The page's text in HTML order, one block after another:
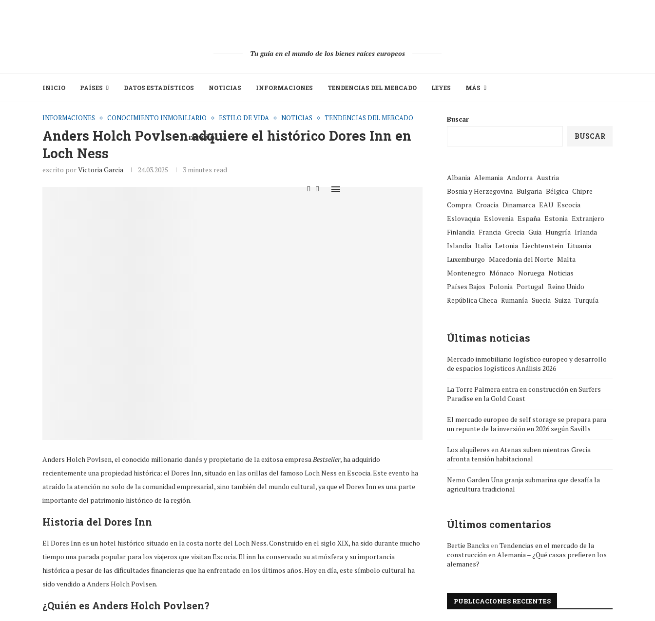
Tu guía en el mundo de los bienes raíces europeos
INICIO PAÍSES DATOS ESTADÍSTICOS NOTICIAS INFORMACIONES TENDENCIAS DEL MERCADO LEYES MÁS
ESPAÑOL
INFORMACIONES CONOCIMIENTO INMOBILIARIO ESTILO DE VIDA NOTICIAS TENDENCIAS DEL MERCADO
Anders Holch Povlsen adquiere el histórico Dores Inn en
Loch Ness
escrito porVictoria Garcia 24.03.2025 3 minutes read
Anders Holch Povlsen, el conocido millonario danés y propietario de la exitosa empresaBestseller, ha adquirido
recientemente una propiedad histórica: el Dores Inn, situado en las orillas del famoso Loch Ness en Escocia. Este evento ha
atraído la atención no solo de la comunidad empresarial, sino también del mundo cultural, ya que el Dores Inn es una parte
importante del patrimonio histórico de la región.
Historia del Dores Inn
El Dores Inn es un hotel histórico situado en la costa norte del Loch Ness. Construido en el siglo XIX, ha sido durante mucho
tiempo una parada popular para los viajeros que visitan Escocia. El inn ha conservado su atmósfera y su importancia
histórica a pesar de las dificultades financieras que ha enfrentado en los últimos años. Hoy en día, este símbolo cultural ha
sido vendido a Anders Holch Povlsen.
¿Quién es Anders Holch Povlsen?
Buscar
BUSCAR
Albania Alemania Andorra Austria
Bosnia y Herzegovina Bulgaria Bélgica Chipre
Compra Croacia Dinamarca EAU Escocia
Eslovaquia Eslovenia España Estonia Extranjero
Finlandia Francia Grecia Guia Hungría Irlanda
Islandia Italia Letonia Liechtenstein Lituania
Luxemburgo Macedonia del Norte Malta
Montenegro Mónaco Noruega Noticias
Países Bajos Polonia Portugal Reino Unido
República Checa Rumanía Suecia Suiza Turquía
Últimas noticias
Mercado inmobiliario logístico europeo y desarrollo
de espacios logísticos Análisis 2026
La Torre Palmera entra en construcción en Surfers
Paradise en la Gold Coast
El mercado europeo de self storage se prepara para
un repunte de la inversión en 2026 según Savills
Los alquileres en Atenas suben mientras Grecia
afronta tensión habitacional
Nemo Garden Una granja submarina que desafía la
agricultura tradicional
Últimos comentarios
Bertie Bancks enTendencias en el mercado de la
construcción en Alemania – ¿Qué casas prefieren los
alemanes?
PUBLICACIONES RECIENTES